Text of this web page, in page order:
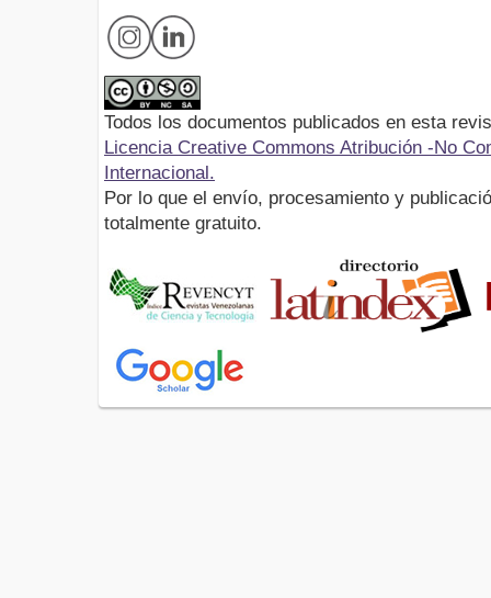
Todos los documentos publicados en esta
Licencia Creative Commons Atribución -No
Internacional.
Por lo que el envío, procesamiento y
totalmente gratuito.